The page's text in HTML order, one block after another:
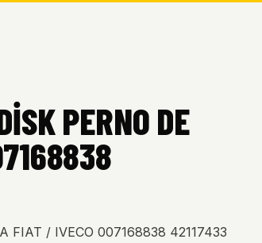
PERNO DE
FIAT / IVECO 007168838 42117433